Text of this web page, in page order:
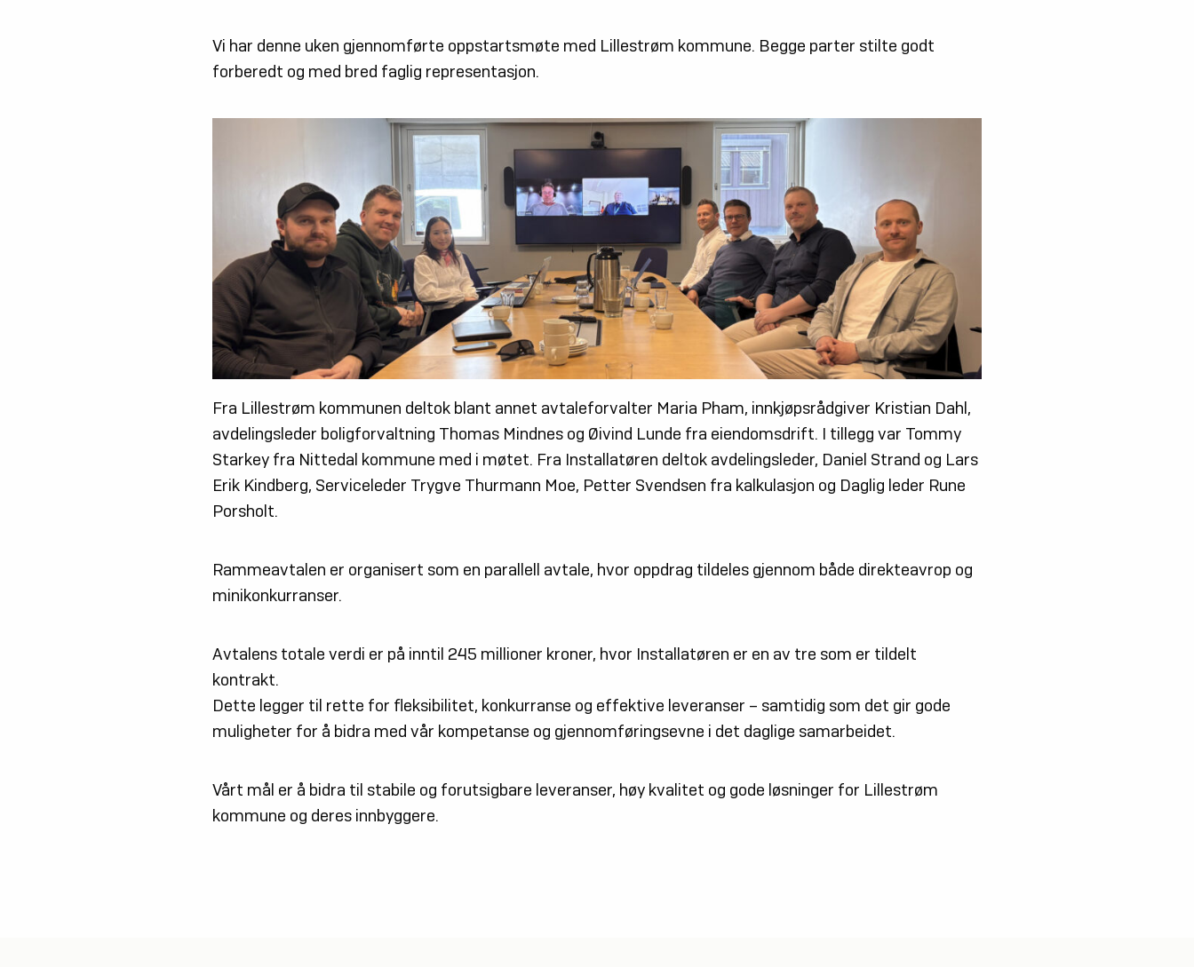
Vi har denne uken gjennomførte oppstartsmøte med Lillestrøm kommune. Begge parter stilte godt
forberedt og med bred faglig representasjon.
Fra Lillestrøm kommunen deltok blant annet avtaleforvalter Maria Pham, innkjøpsrådgiver Kristian Dahl,
avdelingsleder boligforvaltning Thomas Mindnes og Øivind Lunde fra eiendomsdrift. I tillegg var Tommy
Starkey fra Nittedal kommune med i møtet. Fra Installatøren deltok avdelingsleder, Daniel Strand og Lars
Erik Kindberg, Serviceleder Trygve Thurmann Moe, Petter Svendsen fra kalkulasjon og Daglig leder Rune
Porsholt.
Rammeavtalen er organisert som en parallell avtale, hvor oppdrag tildeles gjennom både direkteavrop og
minikonkurranser.
Avtalens totale verdi er på inntil 245 millioner kroner, hvor Installatøren er en av tre som er tildelt
kontrakt.
Dette legger til rette for fleksibilitet, konkurranse og effektive leveranser – samtidig som det gir gode
muligheter for å bidra med vår kompetanse og gjennomføringsevne i det daglige samarbeidet.
Vårt mål er å bidra til stabile og forutsigbare leveranser, høy kvalitet og gode løsninger for Lillestrøm
kommune og deres innbyggere.